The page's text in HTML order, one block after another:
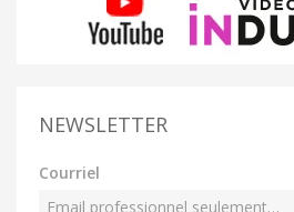
NEWSLETTER
Courriel